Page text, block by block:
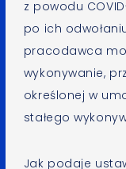
z powodu
po ich
pracodawca
wykonywanie,
określonej w
stałego
Jak podaje